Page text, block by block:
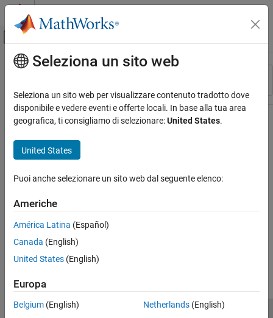
Vai al contenuto
Attiva/disattiva menu di navigazione
Risorsa
Stato
Contenuto principale
Seleziona un sito web
Seleziona un sito web per visualizzare contenuto tradotto dove
disponibile e vedere eventi e offerte locali. In base alla tua area
geografica, ti consigliamo di selezionare:United States.
United States
Puoi anche selezionare un sito web dal seguente elenco:
Americhe
América Latina (Español)
Canada (English)
United States (English)
Europa
Belgium (English)
Netherlands(English)